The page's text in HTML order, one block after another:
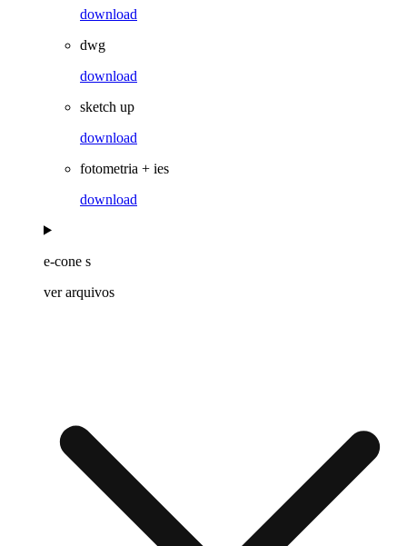
download
dwg
download
sketch up
download
fotometria + ies
download
e-cone s
ver arquivos